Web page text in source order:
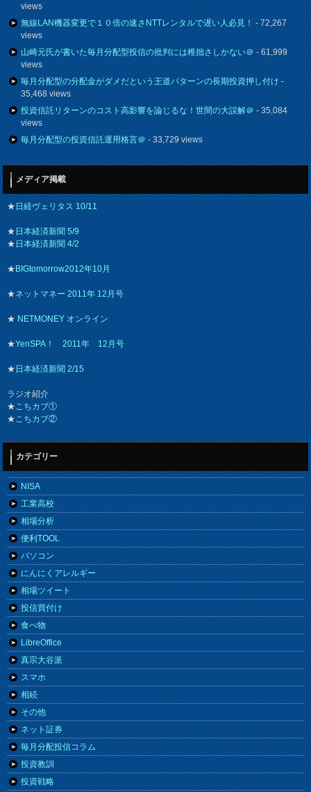
views
無線LAN機器変更で１０倍の速さNTTレンタルで遅い人必見！- 72,267
views
山崎元氏が書いた毎月分配型投信の批判には稚拙さしかない＠- 61,999
views
毎月分配型の分配金がダメだという王道パターンの長期投資押し付け-
35,468 views
投資信託リターンのコスト高影響を論じるな！世間の大誤解＠- 35,084
views
毎月分配型の投資信託運用格言＠- 33,729 views
メディア掲載
★日経ヴェリタス 10/11
★日本経済新聞 5/9
★日本経済新聞 4/2
★BIGtomorrow2012年10月
★ネットマネー 2011年 12月号
★NETMONEY オンライン
★YenSPA！ 2011年 12月号
★日本経済新聞 2/15
ラジオ紹介
★こちカブ①
★こちカブ②
カテゴリー
NISA
工業高校
相場分析
便利TOOL
パソコン
にんにくアレルギー
相場ツイート
投信買付け
食べ物
LibreOffice
真宗大谷派
スマホ
相続
その他
ネット証券
毎月分配投信コラム
投資教訓
投資戦略